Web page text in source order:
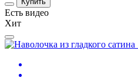
Есть видео
Хит